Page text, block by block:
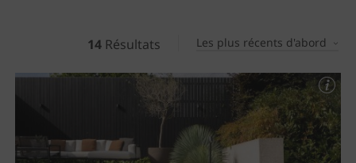
14 Résultats Les plus récents d'abord